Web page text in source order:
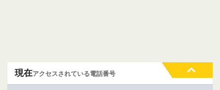
現在アクセスされている電話番号